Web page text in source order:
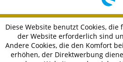
Diese Website benutzt Cookies,
der Website erforderlich sind
Andere Cookies, die den Komfort
erhöhen, der Direktwerbung